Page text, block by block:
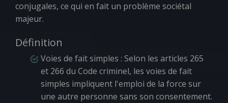
conjugales, ce qui en fait un problème sociétal
majeur.
Définition
Voies de fait simples : Selon les articles 265
et 266 du Code criminel, les voies de fait
simples impliquent l'emploi de la force sur
une autre personne sans son consentement.